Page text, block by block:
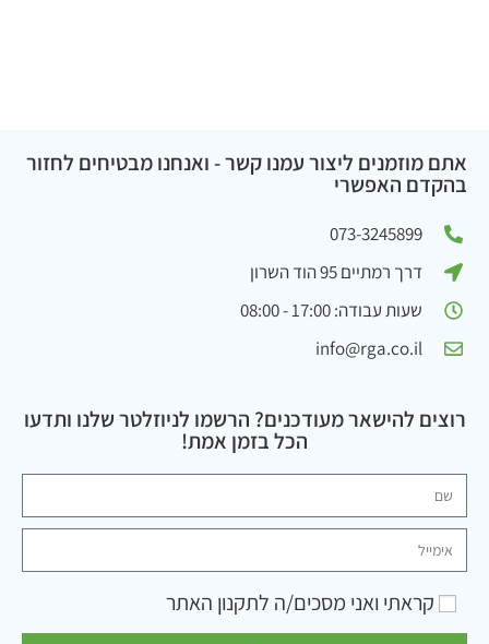
אתם מוזמנים ליצור עמנו קשר - ואנחנו מבטיחים לחזור
בהקדם האפשרי
073-3245899
דרך רמתיים 95 הוד השרון
שעות עבודה: 17:00 - 08:00
info@rga.co.il
רוצים להישאר מעודכנים? הרשמו לניוזלטר שלנו ותדעו
הכל בזמן אמת!
קראתי ואני מסכים/ה לתקנון האתר